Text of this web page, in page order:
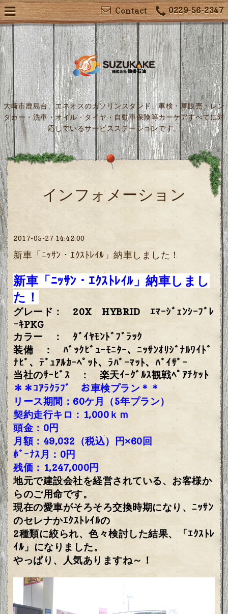
0229-56-2347
Contact
大崎市鹿島台、エネオスのガソリンスタンド。車検・車販売・レン
タカー・洗車・オイル・タイヤ・自動車保険等カーケアすべてに対
応しているサービスステーションです。
インフォメーション
2017-05-27 14:42:00
新車「ﾆｯｻﾝ・ｴｸｽﾄﾚｲﾙ」納車しました！
新車「ﾆｯｻﾝ・ｴｸｽﾄﾚｲﾙ」納車しまし
た！
グレード： 20X HYBRID ｴﾏｰｼﾞｪﾝｼｰﾌﾞﾚ
ｰｷPKG
カラー ： ﾀﾞｲﾔﾓﾝﾄﾞﾌﾞﾗｯｸ
装備 ： ﾊﾞｯｸﾋﾞｭｰﾓﾆﾀｰ、ﾆｯｻﾝｵﾘｼﾞﾅﾙﾜｲﾄﾞ
ﾅﾋﾞ、ﾃﾞｭｱﾙｶｰﾍﾟｯﾄ、ﾗﾊﾞｰﾏｯﾄ、ﾊﾞｲｻﾞｰ
当社のｻｰﾋﾞｽ ： 楽天ｲｰｸﾞﾙｽ観戦ﾍﾟｱﾁｹｯﾄ
＊＊ｺｱﾗｸﾗﾌﾞ お車検プラン＊＊
リース期間：60ケ月（5年プラン）
契約走行キロ：1,000ｋｍ
頭金：0円
月額：49,032（税込）円×60回
ﾎﾞｰﾅｽ月：0円
残価：1,247,000円
地元で建設会社を経営されている、お客様か
らのご用命です。
現在の愛車がそろそろ交換時期になり、ﾆｯｻﾝ
のセレナかｴｸｽﾄﾚｲﾙの
2種類に絞られ、色々検討した結果、「ｴｸｽﾄﾚ
ｲﾙ」になりました。
やっぱり、人気ありますね～！